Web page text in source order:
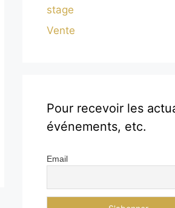
stage
Vente
Pour recevoir les
événements, etc.
Email